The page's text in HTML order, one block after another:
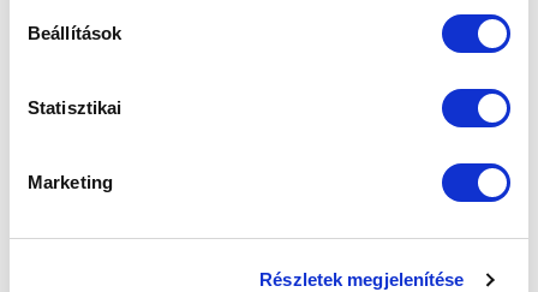
Beállítások
Statisztikai
Marketing
Részletek megjelenítése